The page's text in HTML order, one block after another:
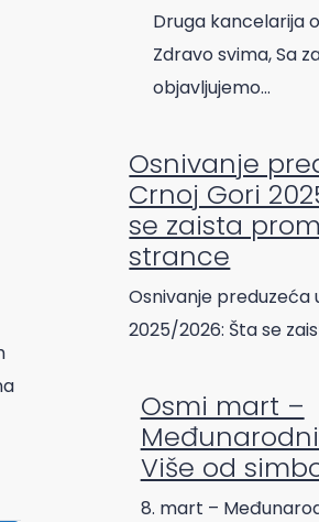
Druga kancelarija
Zdravo svima, Sa
objavljujemo…
Osnivanje
Crnoj Gori
se zaista
strance
Osnivanje preduzeća
2025/2026: Šta se
Osmi mart –
Više od
8. mart –